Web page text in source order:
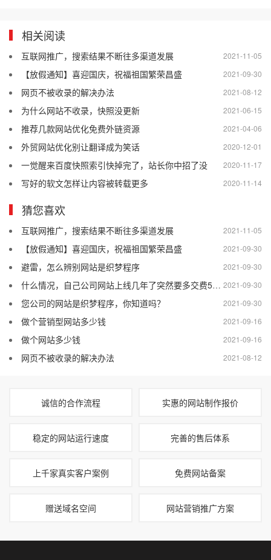
相关阅读
2021-11-05
互联网推广，搜索结果不断往多渠道发展
2021-09-30
【放假通知】喜迎国庆，祝福祖国繁荣昌盛
2021-08-12
网页不被收录的解决办法
2021-06-15
为什么网站不收录，快照没更新
2021-04-06
推荐几款网站优化免费外链资源
2020-12-01
外贸网站优化别让翻译成为笑话
2020-11-17
一觉醒来百度快照索引快掉完了，站长你中招了没
2020-11-14
写好的软文怎样让内容被转载更多
猜您喜欢
2021-11-05
互联网推广，搜索结果不断往多渠道发展
2021-09-30
【放假通知】喜迎国庆，祝福祖国繁荣昌盛
2021-09-30
避雷，怎么辨别网站是织梦程序
2021-09-30
什么情况，自己公司网站上线几年了突然要多交费5800？
2021-09-30
您公司的网站是织梦程序，你知道吗？
2021-09-16
做个营销型网站多少钱
2021-09-16
做个网站多少钱
2021-08-12
网页不被收录的解决办法
诚信的合作流程 实惠的网站制作报价
稳定的网站运行速度 完善的售后体系
上千家真实客户案例 免费网站备案
赠送域名空间 网站营销推广方案